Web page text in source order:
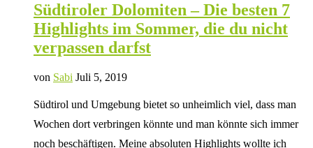
Südtiroler Dolomiten – Die besten 7
Highlights im Sommer, die du nicht
verpassen darfst
von Sabi Juli 5, 2019
Südtirol und Umgebung bietet so unheimlich viel, dass man
Wochen dort verbringen könnte und man könnte sich immer
noch beschäftigen. Meine absoluten Highlights wollte ich